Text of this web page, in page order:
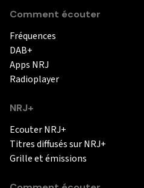
Comment écouter
Fréquences
DAB+
Apps NRJ
Radioplayer
NRJ+
Ecouter NRJ+
Titres diffusés sur NRJ+
Grille et émissions